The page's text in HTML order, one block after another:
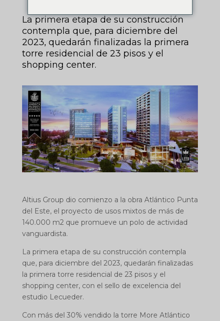
La primera etapa de su construcción
contempla que, para diciembre del
2023, quedarán finalizadas la primera
torre residencial de 23 pisos y el
shopping center.
Altius Group dio comienzo a la obra Atlántico Punta
del Este, el proyecto de usos mixtos de más de
140.000 m2 que promueve un polo de actividad
vanguardista.
La primera etapa de su construcción contempla
que, para diciembre del 2023, quedarán finalizadas
la primera torre residencial de 23 pisos y el
shopping center, con el sello de excelencia del
estudio Lecueder.
Con más del 30% vendido la torre More Atlántico